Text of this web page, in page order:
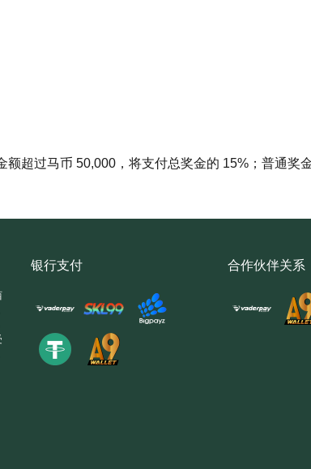
超过马币 50,000，将支付总奖金的 15%；普通奖
银行支付 合作伙伴关系